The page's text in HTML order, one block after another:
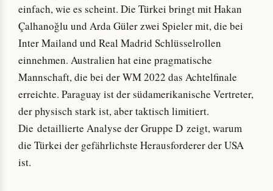
einfach, wie es scheint. Die Türkei bringt mit Hakan
Çalhanoğlu und Arda Güler zwei Spieler mit, die bei
Inter Mailand und Real Madrid Schlüsselrollen
einnehmen. Australien hat eine pragmatische
Mannschaft, die bei der WM 2022 das Achtelfinale
erreichte. Paraguay ist der südamerikanische Vertreter,
der physisch stark ist, aber taktisch limitiert.
Die detaillierte Analyse der Gruppe D zeigt, warum
die Türkei der gefährlichste Herausforderer der USA
ist.